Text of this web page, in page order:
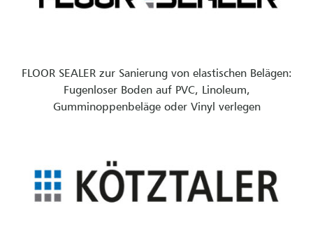
FLOOR SEALER zur Sanierung von elastischen Belägen:
Fugenloser Boden auf PVC, Linoleum,
Gumminoppenbeläge oder Vinyl verlegen